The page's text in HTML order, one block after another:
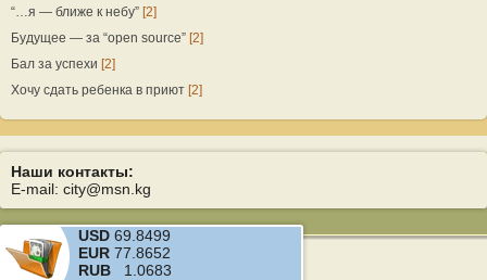
“…я — ближе к небу” [2]
Будущее — за “open source” [2]
Бал за успехи [2]
Хочу сдать ребенка в приют [2]
Наши контакты:
E-mail: city@msn.kg
USD 69.8499
EUR 77.8652
RUB 1.0683